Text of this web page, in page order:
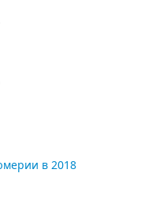
в 2018